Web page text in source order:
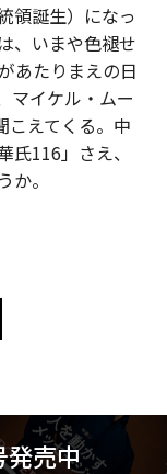
領誕生）になっ
、いまや色褪せ
あたりまえの日
マイケル・ムー
こえてくる。中
116」さえ、
。
売中